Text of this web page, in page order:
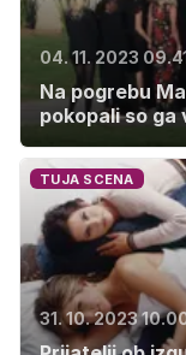
04. 11. 2023
Na pogrebu
pokopali so ga
TUJA SCENA
31. 10. 2023